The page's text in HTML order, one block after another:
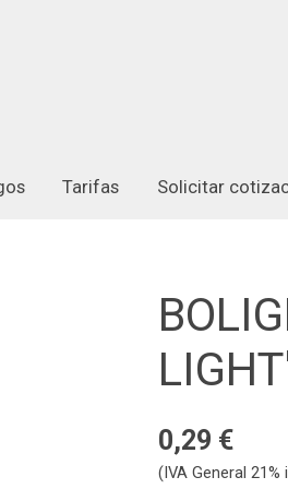
Tarifas Solicitar
0,29 €
(IVA General 21%